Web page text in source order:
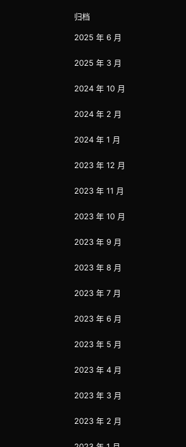
归档
2025 年 6 月
2025 年 3 月
2024 年 10 月
2024 年 2 月
2024 年 1 月
2023 年 12 月
2023 年 11 月
2023 年 10 月
2023 年 9 月
2023 年 8 月
2023 年 7 月
2023 年 6 月
2023 年 5 月
2023 年 4 月
2023 年 3 月
2023 年 2 月